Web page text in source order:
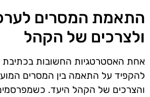
התאמת המסרים
ולצרכים של הקהל
אחת האסטרטגיות החשובות בכתיבת
להקפיד על התאמה בין המסרים
והצרכים של הקהל היעד.